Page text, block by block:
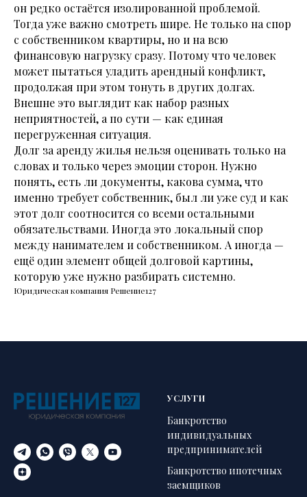
он редко остаётся изолированной проблемой.
Тогда уже важно смотреть шире. Не только на спор
с собственником квартиры, но и на всю
финансовую нагрузку сразу. Потому что человек
может пытаться уладить арендный конфликт,
продолжая при этом тонуть в других долгах.
Внешне это выглядит как набор разных
неприятностей, а по сути — как единая
перегруженная ситуация.
Долг за аренду жилья нельзя оценивать только на
словах и только через эмоции сторон. Нужно
понять, есть ли документы, какова сумма, что
именно требует собственник, был ли уже суд и как
этот долг соотносится со всеми остальными
обязательствами. Иногда это локальный спор
между нанимателем и собственником. А иногда —
ещё один элемент общей долговой картины,
которую уже нужно разбирать системно.
Юридическая компания Решение127
УСЛУГИ
Банкротство
индивидуальных
предпринимателей
Банкротство ипотечных
заемщиков